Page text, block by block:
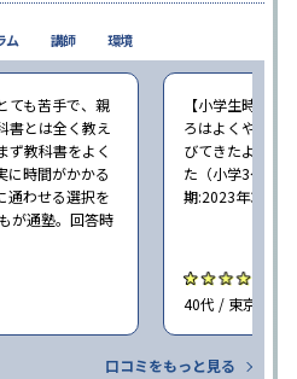
ても苦手で、親
書とは全く教え
ず教科書をよく
に時間がかかる
通わせる選択を
が通塾。回答時
【小学生時の通
ろはよくやり方
びてきたようで
た（小学3〜6年
期:2023年3月）
40代 / 東京都 女
口コミをもっと見る
ム 講師 環境